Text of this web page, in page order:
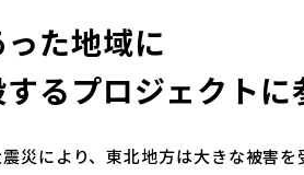
た地域に
るプロジェクトに
災により、東北地方は大きな被害